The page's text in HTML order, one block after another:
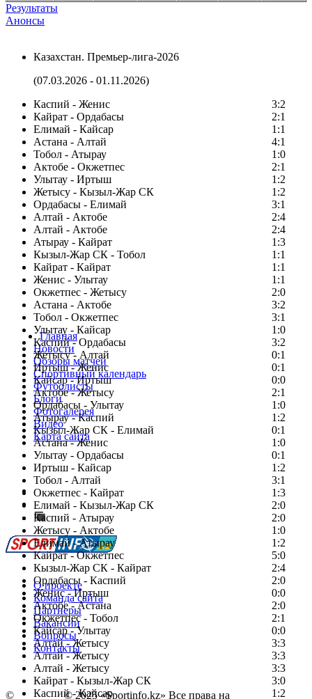
Результаты
Анонсы
Казахстан. Премьер-лига-2026
(07.03.2026 - 01.11.2026)
Каспий - Женис
3:2
Кайрат - Ордабасы
2:1
Елимай - Кайсар
1:1
Астана - Алтай
4:1
Тобол - Атырау
1:0
Актобе - Окжетпес
2:1
Улытау - Иртыш
1:2
Жетысу - Кызыл-Жар СК
1:2
Ордабасы - Елимай
3:1
Алтай - Актобе
2:4
Алтай - Актобе
2:4
Атырау - Кайрат
1:3
Кызыл-Жар СК - Тобол
1:1
Кайрат - Кайрат
1:1
Женис - Улытау
1:1
Окжетпес - Жетысу
2:0
Астана - Актобе
3:2
Тобол - Окжетпес
3:1
Улытау - Кайсар
1:0
Каспий - Ордабасы
3:2
Жетысу - Алтай
0:1
Иртыш - Женис
0:1
Кайсар - Иртыш
0:0
Актобе - Жетысу
2:1
Ордабасы - Улытау
1:0
Атырау - Каспий
1:2
Кызыл-Жар СК - Елимай
0:1
Астана - Женис
1:0
Улытау - Ордабасы
0:1
Иртыш - Кайсар
1:2
Тобол - Алтай
3:1
Окжетпес - Кайрат
1:3
Елимай - Кызыл-Жар СК
2:0
Каспий - Атырау
2:0
Жетысу - Актобе
1:0
Елимай - Атырау
1:2
Кайрат - Окжетпес
5:0
Кызыл-Жар СК - Кайрат
2:4
Ордабасы - Каспий
2:0
Женис - Иртыш
0:0
Актобе - Астана
2:0
Окжетпес - Тобол
2:1
Кайсар - Улытау
0:0
Алтай - Жетысу
3:3
Алтай - Жетысу
3:3
Алтай - Жетысу
3:3
Кайрат - Кызыл-Жар СК
3:0
Каспий - Кайсар
1:2
Главная
Новости
Обзоры матчей
Спортивный календарь
Футболисты
Блоги
Фотогалерея
Видео
Карта сайта
Есть идея?
Сообщить о мероприятии
Перейти на старый сайт
О проекте
Команда сайта
Партнеры
Вакансии
Вопросы
Контакты
© Copyright© 2025 «Sportinfo.kz» Все права на